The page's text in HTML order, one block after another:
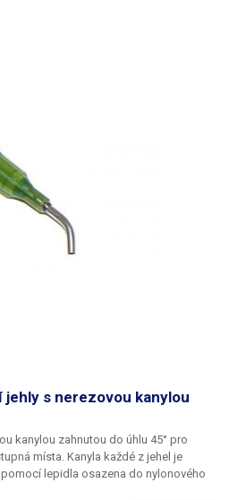
jehly s nerezovou kanylou
kanylou zahnutou do úhlu 45° pro
místa. Kanyla každé z jehel je
lepidla osazena do nylonového